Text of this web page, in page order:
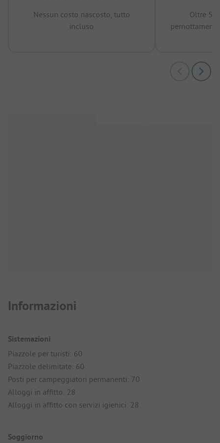
Nessun costo nascosto, tutto
incluso
Oltre
Informazioni
Sistemazioni
Piazzole per turisti: 60
Piazzole delimitate: 60
Posti per campeggiatori permanenti: 70
Alloggi in affitto: 28
Alloggi in affitto con servizi igienici: 28
Soggiorno